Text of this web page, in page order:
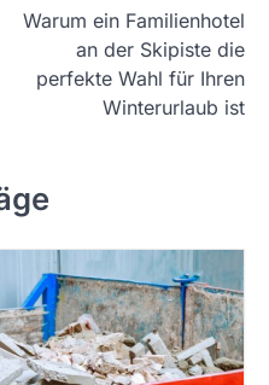
Warum ein Familienhotel
an der Skipiste die
perfekte Wahl für Ihren
Winterurlaub ist